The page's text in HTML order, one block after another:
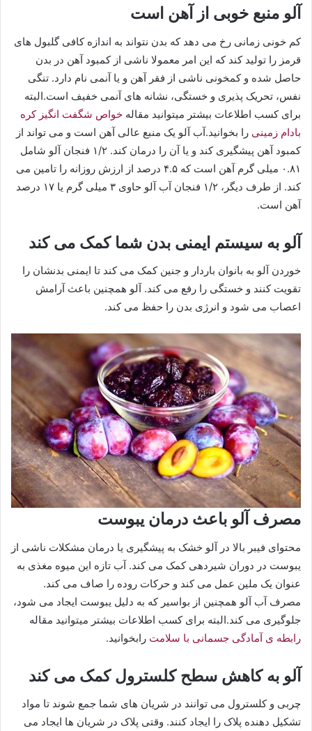
آلو منبع خوبی از آهن است
کم خونی زمانی رخ می دهد که بدن نتواند به اندازه کافی گلبول های
قرمز را تولید کند که این امر معمولا ناشی از کمبود آهن در بدن
حاصل شده و کمخونی ناشی از فقر آهن و یا آنمی نام دارد. تنگی
نفس، تحریک پذیری و خستگی، نشانه های آنمی خفیف است.البته
برای کسب اطلاعات بیشتر میتوانید مقاله خواص شگفت انگیز کره
بادام زمینی را بخوانید.آب آلو یک منبع عالی آهن است و می تواند از
کمبود آهن پیشگیری کند و یا آن را درمان کند. ۱/۲ فنجان آلو شامل
۰.۸۱ میلی گرم آهن است که ۴.۵ درصد از ارزش روزانه را تامین می
کند. از طرف دیگر، ۱/۲ فنجان آب آلو حاوی ۳ میلی گرم یا ۱۷ درصد
آهن است.
آلو به سیستم ایمنی بدن شما کمک می کند
خوردن آلو به بانوان باردار و جنین کمک می کند تا ایمنی بدنشان را
تقویت کنند و خستگی را رفع می کند. آلو همچنین باعث آرامش
اعصاب می شود و انرژی بدن را حفظ می کند.
مصرف آلو باعث درمان یبوست
محتوای فیبر بالا در آلو خشک به پیشگیری یا درمان مشکلات ناشی از
یبوست در دوران شیردهی کمک می کند. آب تازه این میوه مغذی به
عنوان یک ملین عمل می کند و حرکات روده را صاف می کند.
مصرف آب آلو همچنین از بواسیر که به دلیل یبوست ایجاد می شود،
جلوگیری می کند.البته برای کسب اطلاعات بیشتر میتوانید مقاله
رابطه ی آمادگی جسمانی با سلامت رابخوانید.
آلو به کاهش سطح کلسترول کمک می کند
چربی و کلسترول می توانند در شریان های شما جمع شوند تا مواد
تشکیل دهنده پلاک را ایجاد کنند. وقتی پلاک در شریان ها ایجاد می